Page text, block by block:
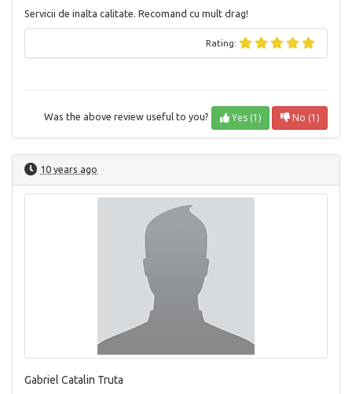
Servicii de inalta calitate. Recomand cu mult drag!
Rating:
Was the above review useful to you? Yes (1) No (1)
10 years ago
Gabriel Catalin Truta